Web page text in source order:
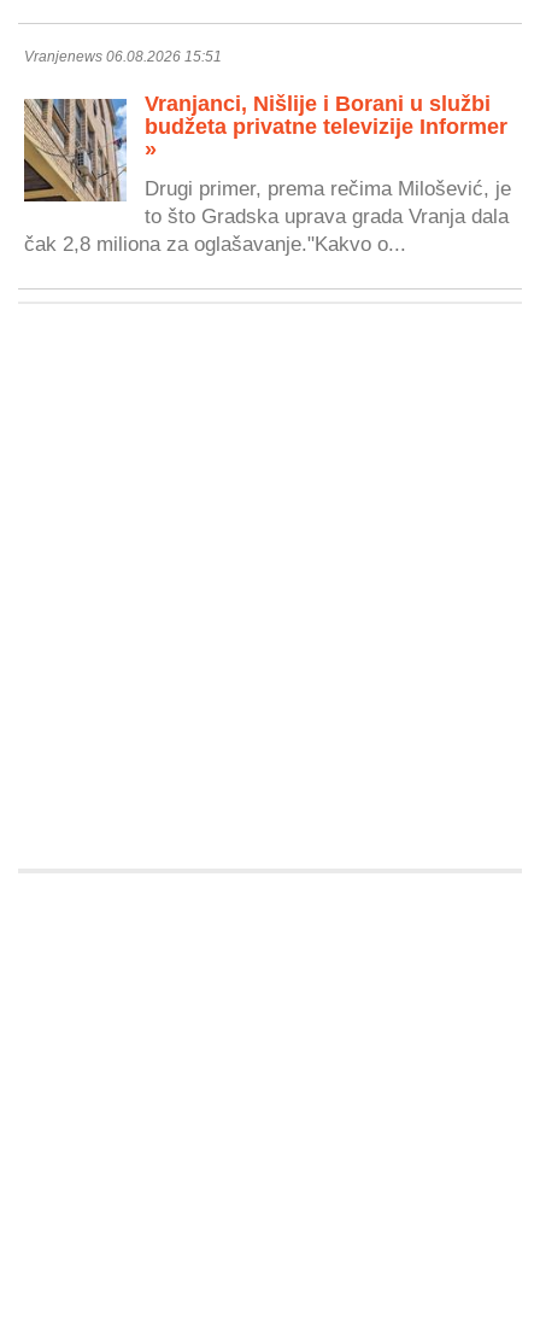
Vranjenews 06.08.2026 15:51
Vranjanci, Nišlije i Borani u službi
budžeta privatne televizije Informer
»
Drugi primer, prema rečima Milošević, je
to što Gradska uprava grada Vranja dala
čak 2,8 miliona za oglašavanje."Kakvo o...